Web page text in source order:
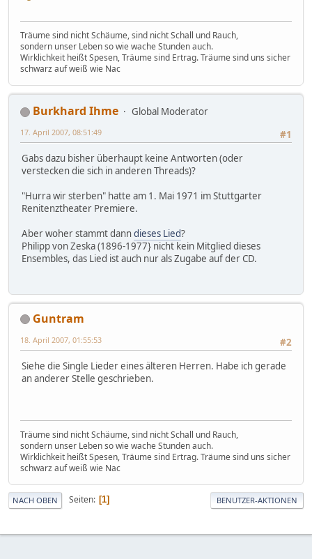
Träume sind nicht Schäume, sind nicht Schall und Rauch,
sondern unser Leben so wie wache Stunden auch.
Wirklichkeit heißt Spesen, Träume sind Ertrag. Träume sind uns sicher
schwarz auf weiß wie Nac
Burkhard Ihme
Global Moderator
#1
17. April 2007, 08:51:49
Gabs dazu bisher überhaupt keine Antworten (oder
verstecken die sich in anderen Threads)?
"Hurra wir sterben" hatte am 1. Mai 1971 im Stuttgarter
Renitenztheater Premiere.
Aber woher stammt danndieses Lied?
Philipp von Zeska (1896-1977} nicht kein Mitglied dieses
Ensembles, das Lied ist auch nur als Zugabe auf der CD.
Guntram
#2
18. April 2007, 01:55:53
Siehe die Single Lieder eines älteren Herren. Habe ich gerade
an anderer Stelle geschrieben.
Träume sind nicht Schäume, sind nicht Schall und Rauch,
sondern unser Leben so wie wache Stunden auch.
Wirklichkeit heißt Spesen, Träume sind Ertrag. Träume sind uns sicher
schwarz auf weiß wie Nac
NACH OBEN Seiten 1 BENUTZER-AKTIONEN